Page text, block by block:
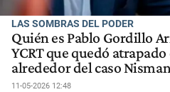
LAS SOMBRAS DEL PODER
Quién es Pablo Gordillo
YCRT que quedó
alrededor del caso
11-05-2026 12:48